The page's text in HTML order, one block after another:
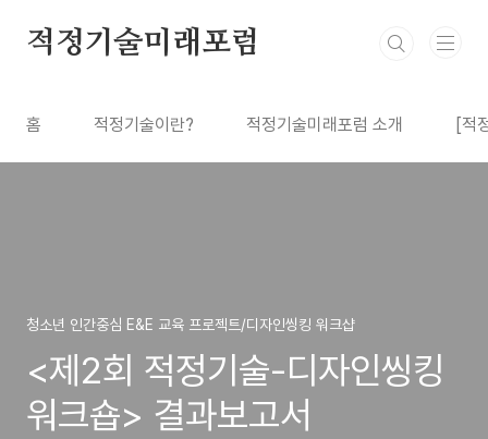
적정기술미래포럼
홈 적정기술이란? 적정기술미래포럼 소개 [적
청소년 인간중심 E&E 교육 프로젝트/디자인씽킹 워크샵
<제2회 적정기술-디자인씽킹
워크숍> 결과보고서